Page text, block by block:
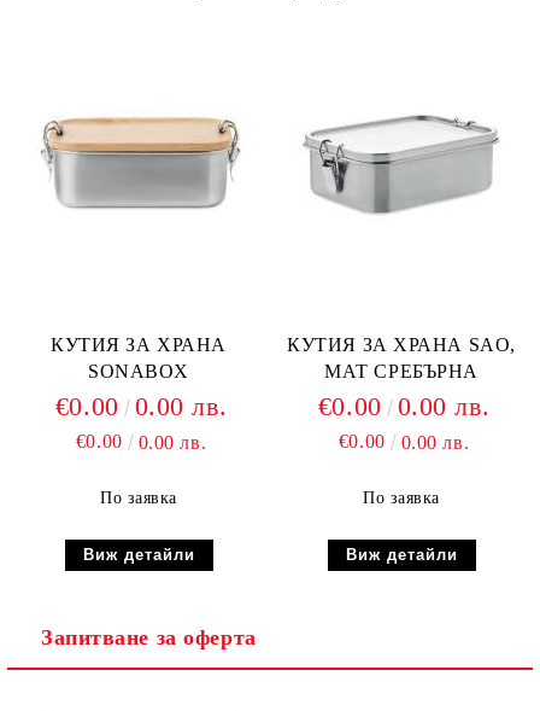
КУТИЯ ЗА ХРАНА
SONABOX
€0.00 0.00 лв.
€0.00 0.00 лв.
По заявка
Виж детайли
КУТИЯ ЗА ХРАНА SAO,
МАТ СРЕБЪРНА
€0.00 0.00 лв.
€0.00 0.00 лв.
По заявка
Виж детайли
Запитване за оферта